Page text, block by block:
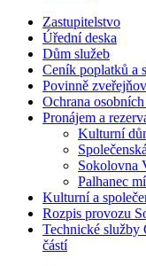
Zastupitelstvo
Úřední deska
Dům služeb
Ceník poplatků a
Povinně
Ochrana
Pronájem a
Kulturní
Sokolovna
Palhanec
Kulturní a
Rozpis provozu
Technické služby
částí